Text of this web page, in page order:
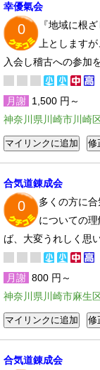
幸優氣会
0
『地域に根
上とします
入会し稽古への参加
月謝 1,500 円～
神奈川県川崎市川崎
合気道錬成会
0
多くの方に
についての
ば、大変うれしく思
月謝 800 円～
神奈川県川崎市麻生
合気道錬成会